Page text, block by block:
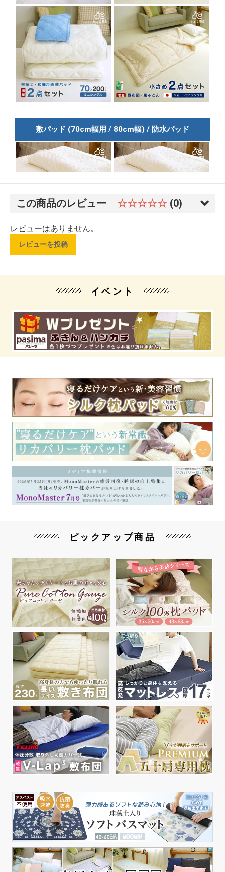
この商品のレビュー ☆☆☆☆☆ (0)
レビューはありません。
レビューを投稿
イベント
ピックアップ商品